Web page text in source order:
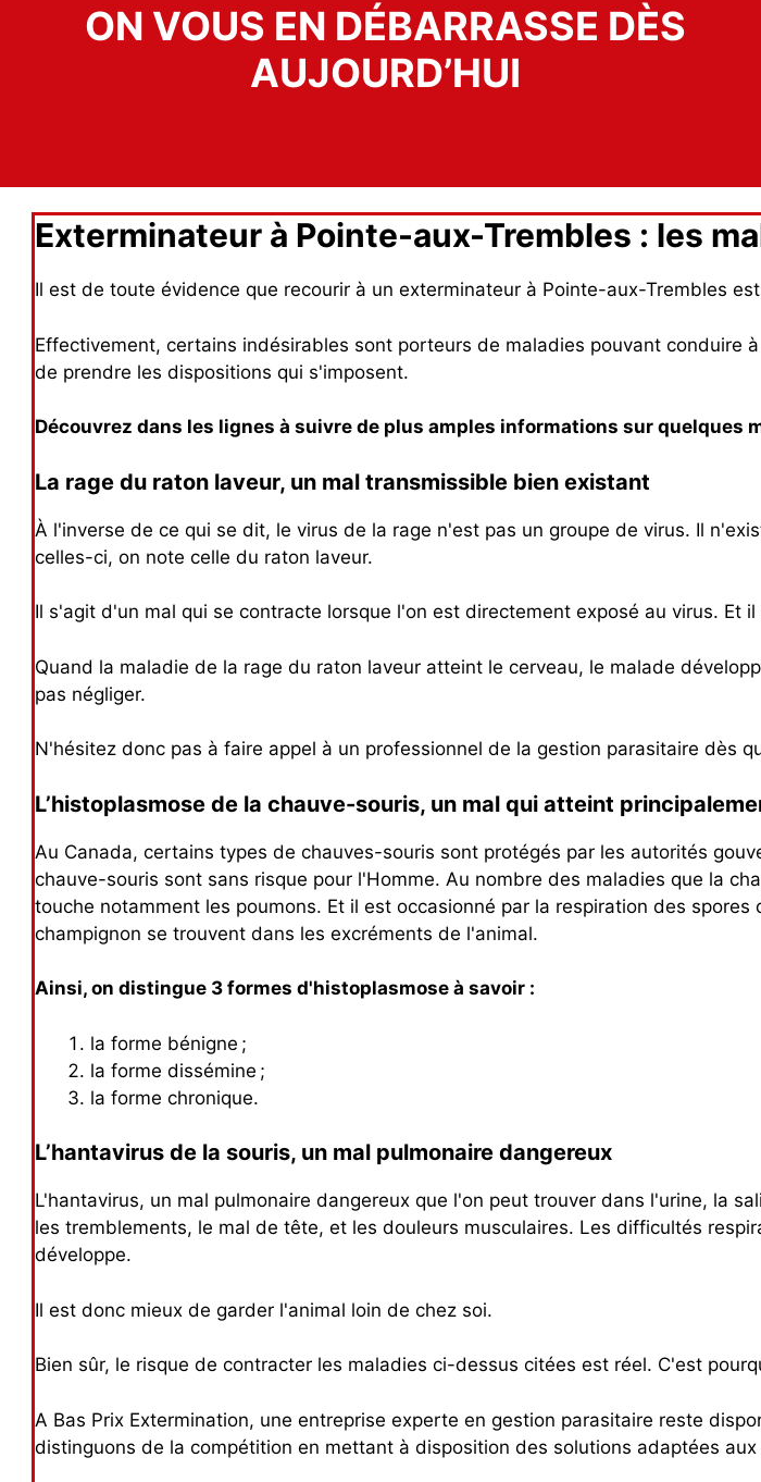
ON VOUS EN DÉBARRASSE DÈS
AUJOURD’HUI
Exterminateur à Pointe-aux-Trembles : les
Il est de toute évidence que recourir à un exterminateur à Pointe-aux-Trembles
Effectivement, certains indésirables sont porteurs de maladies pouvant conduire
de prendre les dispositions qui s'imposent.
Découvrez dans les lignes à suivre de plus amples informations sur quelques
La rage du raton laveur, un mal transmissible bien existant
À l'inverse de ce qui se dit, le virus de la rage n'est pas un groupe de virus. Il
celles-ci, on note celle du raton laveur.
Il s'agit d'un mal qui se contracte lorsque l'on est directement exposé au virus. Et
Quand la maladie de la rage du raton laveur atteint le cerveau, le malade
pas négliger.
N'hésitez donc pas à faire appel à un professionnel de la gestion parasitaire dès
L’histoplasmose de la chauve-souris, un mal qui atteint
Au Canada, certains types de chauves-souris sont protégés par les autorités
chauve-souris sont sans risque pour l'Homme. Au nombre des maladies que la
touche notamment les poumons. Et il est occasionné par la respiration des
champignon se trouvent dans les excréments de l'animal.
Ainsi, on distingue 3 formes d'histoplasmose à savoir :
la forme bénigne ;
la forme dissémine ;
la forme chronique.
L’hantavirus de la souris, un mal pulmonaire dangereux
L'hantavirus, un mal pulmonaire dangereux que l'on peut trouver dans l'urine, la
les tremblements, le mal de tête, et les douleurs musculaires. Les difficultés
développe.
Il est donc mieux de garder l'animal loin de chez soi.
Bien sûr, le risque de contracter les maladies ci-dessus citées est réel. C'est
A Bas Prix Extermination, une entreprise experte en gestion parasitaire reste
distinguons de la compétition en mettant à disposition des solutions adaptées